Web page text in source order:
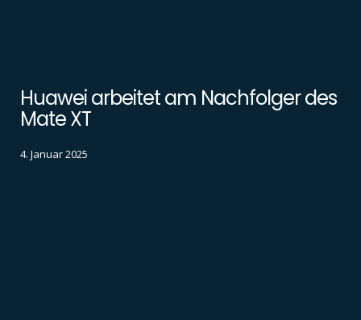
Huawei arbeitet am Nachfolger des
Mate XT
4. Januar 2025